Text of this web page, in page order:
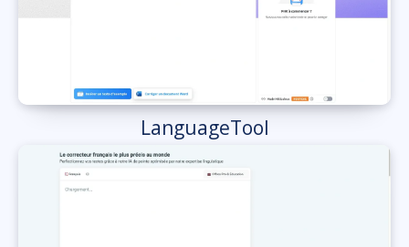
LanguageTool